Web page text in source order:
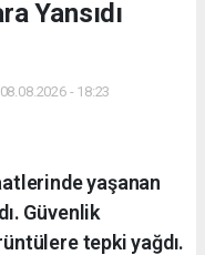
Yansıdı
- 18:23
yaşanan
Güvenlik
tepki yağdı.